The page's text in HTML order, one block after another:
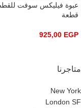
قطعة
925,00 EGP
متاجرنا
New York
London SF